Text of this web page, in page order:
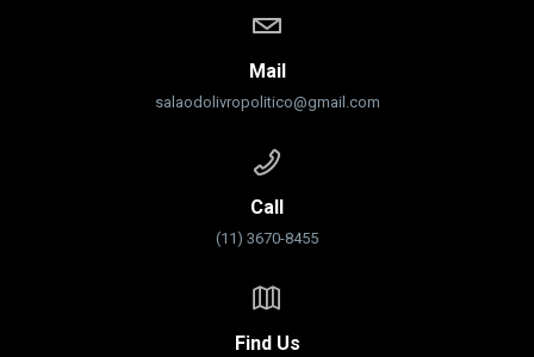
Mail
salaodolivropolitico@gmail.com
Call
(11) 3670-8455
Find Us